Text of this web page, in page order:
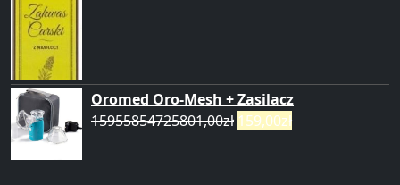
Oromed Oro-Mesh + Zasilacz
15955854725801,00zł 159,00zł